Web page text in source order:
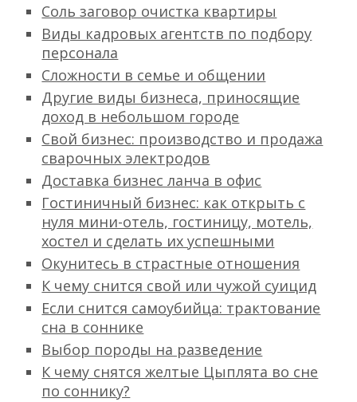
Соль заговор очистка квартиры
Виды кадровых агентств по подбору
персонала
Сложности в семье и общении
Другие виды бизнеса, приносящие
доход в небольшом городе
Свой бизнес: производство и продажа
сварочных электродов
Доставка бизнес ланча в офис
Гостиничный бизнес: как открыть с
нуля мини-отель, гостиницу, мотель,
хостел и сделать их успешными
Окунитесь в страстные отношения
К чему снится свой или чужой суицид
Если снится самоубийца: трактование
сна в соннике
Выбор породы на разведение
К чему снятся желтые Цыплята во сне
по соннику?